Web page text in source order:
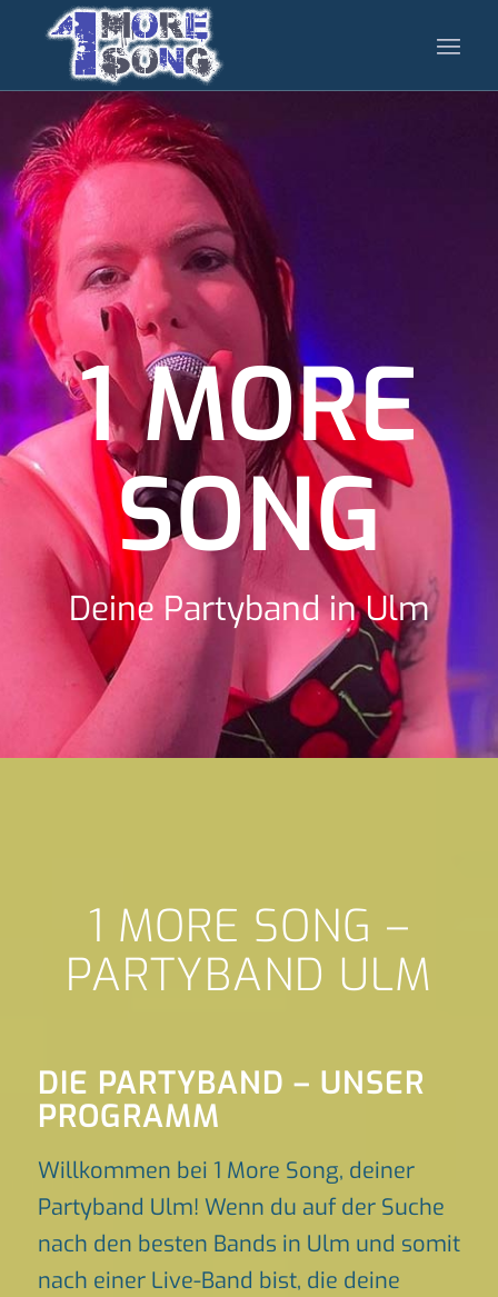
1 MORE
SONG
Deine Partyband in Ulm
1 MORE SONG –
PARTYBAND ULM
DIE PARTYBAND – UNSER
PROGRAMM
Willkommen bei 1 More Song, deiner
Partyband Ulm! Wenn du auf der Suche
nach den besten Bands in Ulm und somit
nach einer Live-Band bist, die deine